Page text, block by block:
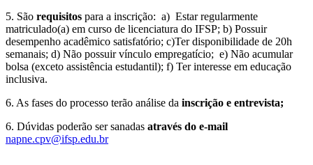
5. São requisitos para a inscrição: a) Estar regularmente
matriculado(a) em curso de licenciatura do IFSP; b) Possuir
desempenho acadêmico satisfatório; c)Ter disponibilidade de 20h
semanais; d) Não possuir vínculo empregatício; e) Não acumular
bolsa (exceto assistência estudantil); f) Ter interesse em educação
inclusiva.
6. As fases do processo terão análise da inscrição e entrevista;
6. Dúvidas poderão ser sanadas através do e-mail
napne.cpv@ifsp.edu.br